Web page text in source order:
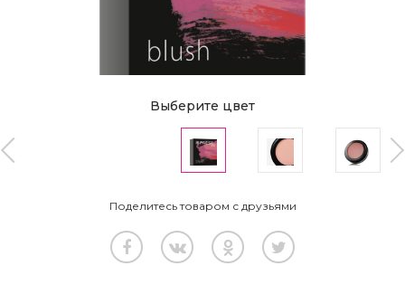
Выберите цвет
Поделитесь товаром с друзьями